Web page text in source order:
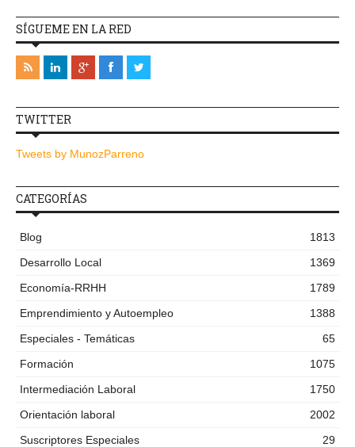
SÍGUEME EN LA RED
TWITTER
Tweets by MunozParreno
CATEGORÍAS
Blog
1813
Desarrollo Local
1369
Economía-RRHH
1789
Emprendimiento y Autoempleo
1388
Especiales - Temáticas
65
Formación
1075
Intermediación Laboral
1750
Orientación laboral
2002
Suscriptores Especiales
29